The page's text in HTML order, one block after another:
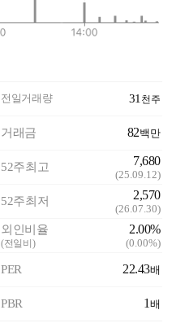
전일거래량 31천주
거래금 82백만
52주최고 7,680
(25.09.12)
52주최저 2,570
(26.07.30)
외인비율
(전일비)
2.00%
(0.00%)
PER 22.43배
PBR 1 배